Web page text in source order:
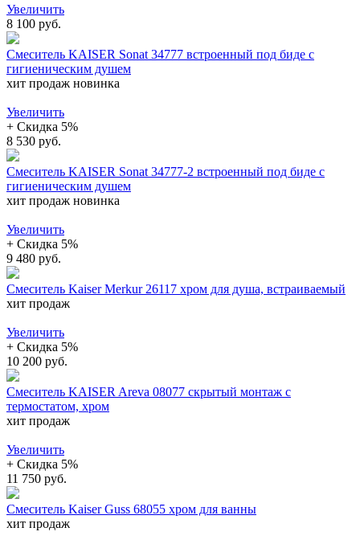
Увеличить
8 100 руб.
Смеситель KAISER Sonat 34777 встроенный под биде с
гигиеническим душем
хит продаж новинка
Увеличить
+ Cкидка 5%
8 530 руб.
Смеситель KAISER Sonat 34777-2 встроенный под биде с
гигиеническим душем
хит продаж новинка
Увеличить
+ Cкидка 5%
9 480 руб.
Смеситель Kaiser Merkur 26117 хром для душа, встраиваемый
хит продаж
Увеличить
+ Cкидка 5%
10 200 руб.
Смеситель KAISER Areva 08077 скрытый монтаж с
термостатом, хром
хит продаж
Увеличить
+ Cкидка 5%
11 750 руб.
Смеситель Kaiser Guss 68055 хром для ванны
хит продаж